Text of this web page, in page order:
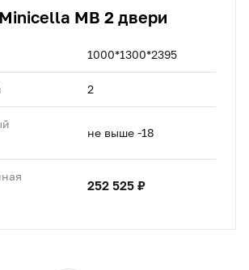
MB 2 двери
1000*1300*2395
2
не выше -18
252 525 ₽